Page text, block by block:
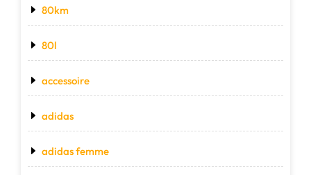
80km
80l
accessoire
adidas
adidas femme